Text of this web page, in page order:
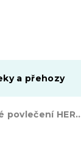
a přehozy
Bavlněné povlečení